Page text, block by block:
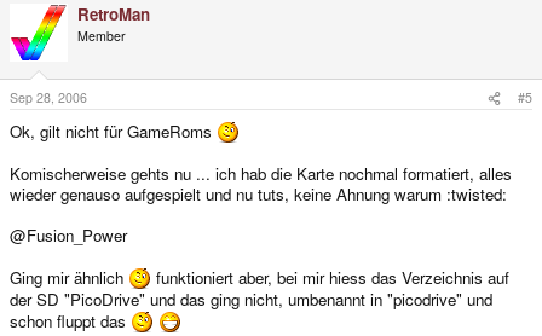
RetroMan
Member
Sep 28, 2006 #5
Ok, gilt nicht für GameRoms
Komischerweise gehts nu ... ich hab die Karte nochmal formatiert, alles
wieder genauso aufgespielt und nu tuts, keine Ahnung warum :twisted:
@Fusion_Power
Ging mir ähnlich
funktioniert aber, bei mir hiess das Verzeichnis auf
der SD "PicoDrive" und das ging nicht, umbenannt in "picodrive" und
schon fluppt das